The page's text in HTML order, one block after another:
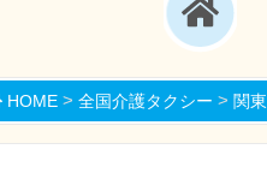
HOME> 全国介護タクシー > 関東